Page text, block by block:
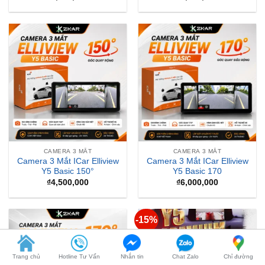
CAMERA 3 MẮT
Camera 3 Mắt ICar Elliview
Y5 Basic 150°
₫4,500,000
CAMERA 3 MẮT
Camera 3 Mắt ICar Elliview
Y5 Basic 170
₫6,000,000
-15%
Trang chủ Hotline Tư Vấn Nhắn tin Chat Zalo Chỉ đường